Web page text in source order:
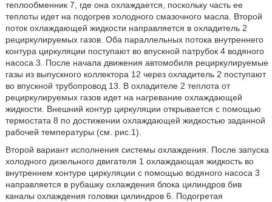
теплообменник 7, где она охлаждается, поскольку часть ее
теплоты идет на подогрев холодного смазочного масла. Второй
поток охлаждающей жидкости направляется в охладитель 2
рециркулируемых газов. Оба параллельных потока внутреннего
контура циркуляции поступают во впускной патрубок 4 водяного
насоса 3. После начала движения автомобиля рециркулируемые
газы из выпускного коллектора 12 через охладитель 2 поступают
во впускной трубопровод 13. В охладителе 2 теплота от
рециркулируемых газов идет на нагревание охлаждающей
жидкости. Внешний контур циркуляции открывается с помощью
термостата 8 по достижении охлаждающей жидкостью заданной
рабочей температуры (см. рис.1).
Второй вариант исполнения системы охлаждения. После запуска
холодного дизельного двигателя 1 охлаждающая жидкость во
внутреннем контуре циркуляции с помощью водяного насоса 3
направляется в рубашку охлаждения блока цилиндров бив
каналы охлаждения головки цилиндров 6. Подогретая